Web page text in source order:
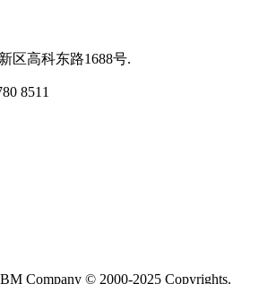
区高科东路1688号.
8511
Company © 2000-2025 Copyrights.